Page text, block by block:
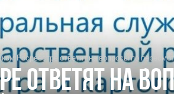
Росреестре ответят на вопросы по
ответят на